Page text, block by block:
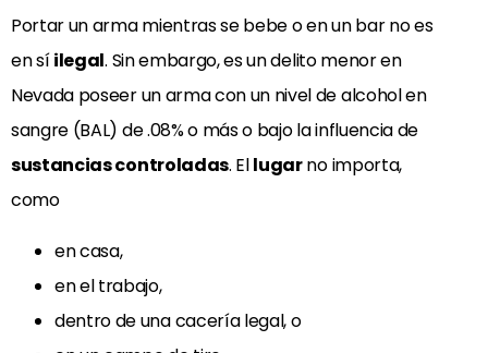
Portar un arma mientras se bebe o en un bar no es
en síilegal. Sin embargo, es un delito menor en
Nevada poseer un arma con un nivel de alcohol en
sangre (BAL) de .08% o más o bajo la influencia de
sustancias controladas. Ellugarno importa,
como
en casa,
en el trabajo,
dentro de una cacería legal, o